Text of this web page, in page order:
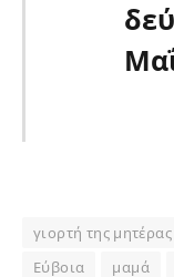
γιορτή της μητέρας
Εύβοια
μαμά